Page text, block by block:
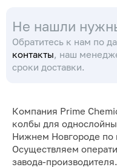
Не нашли
Обратитесь к нам по
контакты, наш
сроки доставки.
Компания Prime
колбы для
Нижнем Новгороде по
Осуществляем
завода-производителя.